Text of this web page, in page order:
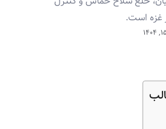
غزه است.